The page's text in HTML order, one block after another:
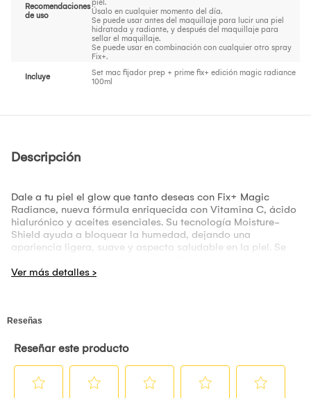
Recomendaciones
de uso
piel.
Úsalo en cualquier momento del día.
Se puede usar antes del maquillaje para lucir una piel
hidratada y radiante, y después del maquillaje para
sellar el maquillaje.
Se puede usar en combinación con cualquier otro spray
Fix+.
Incluye
Set mac fijador prep + prime fix+ edición magic radiance
100ml
Descripción
Dale a tu piel el glow que tanto deseas con Fix+ Magic
Radiance, nueva fórmula enriquecida con Vitamina C, ácido
hialurónico y aceites esenciales. Su tecnología Moisture-
Shield ayuda a bloquear la humedad, dejando una
apariencia ligera, suave y aspecto saludable en la piel. Se